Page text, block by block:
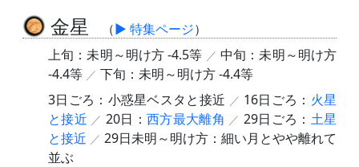
金星 （▶ 特集ページ）
上旬：未明～明け方 -4.5等
中旬：未明～明け方
-4.4等
下旬：未明～明け方 -4.4等
3日ごろ：小惑星ベスタと接近
16日ごろ： 火星
と接近
20日： 西方最大離角 29日ごろ： 土星
と接近
29日未明～明け方：細い月とやや離れて
並ぶ